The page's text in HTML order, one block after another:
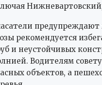
рекомендуется
и неустойчивых
Водителям
объектов, а